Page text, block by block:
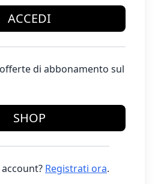
ACCEDI
di abbonamento sul
SHOP
Registrati ora.